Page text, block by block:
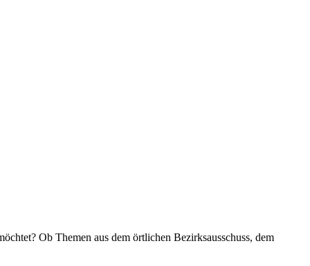
Ob Themen aus dem örtlichen Bezirksausschuss, dem